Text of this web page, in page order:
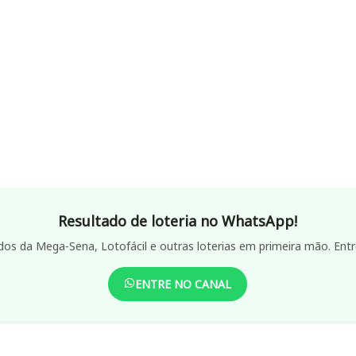
Resultado de loteria no WhatsApp!
da Mega-Sena, Lotofácil e outras loterias em primeira mão.
ENTRE NO CANAL